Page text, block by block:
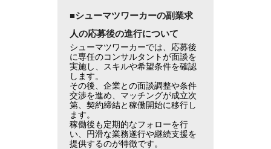
■シューマツワーカーの副業求
人の応募後の進行について
シューマツワーカーでは、応募後
に専任のコンサルタントが面談を
実施し、スキルや希望条件を確認
します。
その後、企業との面談調整や条件
交渉を進め、マッチングが成立次
第、契約締結と稼働開始に移行し
ます。
稼働後も定期的なフォローを行
い、円滑な業務遂行や継続支援を
提供するのが特徴です。